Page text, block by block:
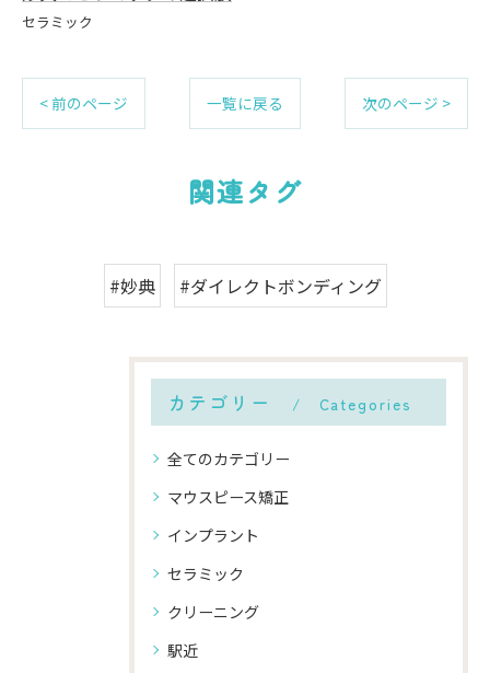
セラミック
< 前のページ 一覧に戻る 次のページ >
関連タグ
#妙典 #ダイレクトボンディング
カテゴリー Categories
全てのカテゴリー
マウスピース矯正
インプラント
セラミック
クリーニング
駅近